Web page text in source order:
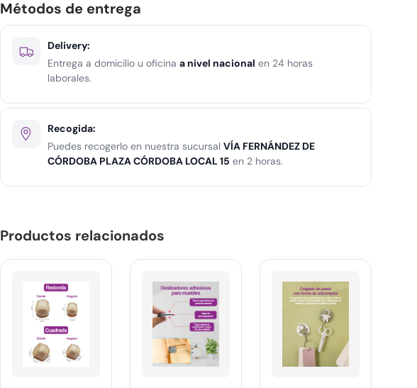
Métodos de entrega
Delivery:
Entrega a domicilio u oficinaa nivel nacional en 24 horas
laborales.
Recogida:
Puedes recogerlo en nuestra sucursalVÍA FERNÁNDEZ DE
CÓRDOBA PLAZA CÓRDOBA LOCAL 15 en 2 horas.
Productos relacionados